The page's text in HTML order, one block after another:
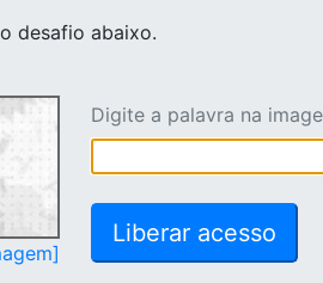
desafio abaixo.
Digite a palavra na